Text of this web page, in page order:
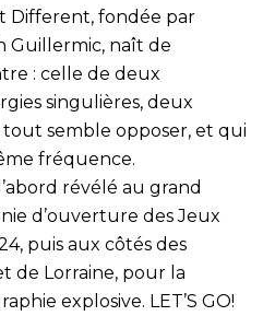
Different, fondée par
Guillermic, naît de
: celle de deux
singulières, deux
semble opposer, et qui
fréquence.
révélé au grand
d’ouverture des Jeux
puis aux côtés des
de Lorraine, pour la
explosive. LET’S GO!